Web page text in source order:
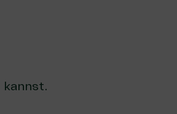
kannst.